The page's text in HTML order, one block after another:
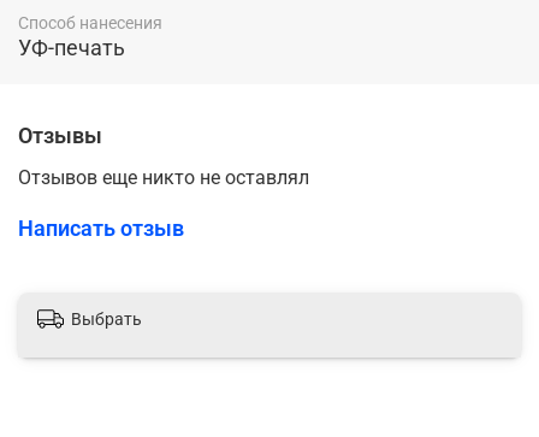
Способ нанесения
УФ-печать
Отзывы
Отзывов еще никто не оставлял
Написать отзыв
Выбрать